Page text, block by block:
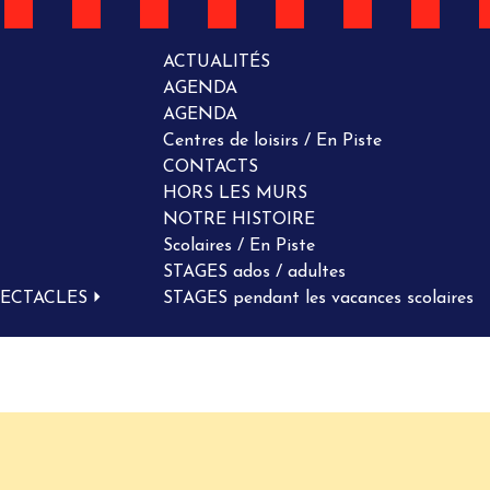
ACTUALITÉS
AGENDA
AGENDA
Centres de loisirs / En Piste
CONTACTS
HORS LES MURS
NOTRE HISTOIRE
Scolaires / En Piste
STAGES ados / adultes
STAGES pendant les vacances scolaires